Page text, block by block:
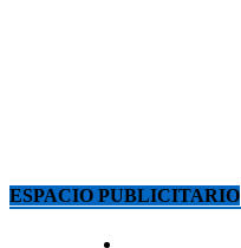
ESPACIO PUBLICITARIO